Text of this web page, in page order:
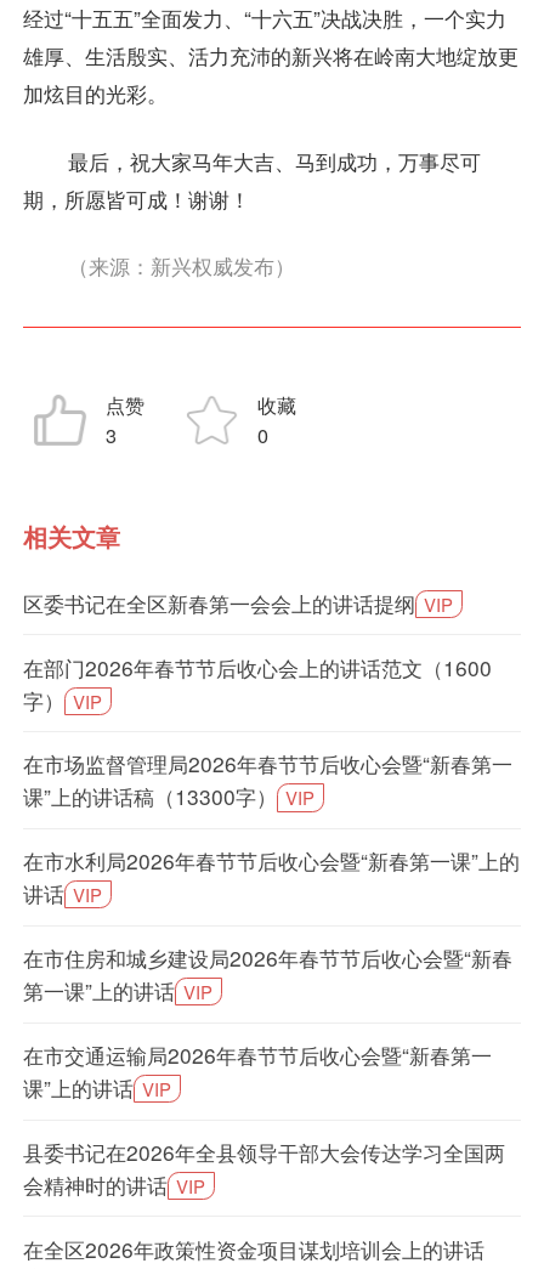
经过“十五五”全面发力、“十六五”决战决胜，一个实力
雄厚、生活殷实、活力充沛的新兴将在岭南大地绽放更
加炫目的光彩。
最后，祝大家马年大吉、马到成功，万事尽可
期，所愿皆可成！谢谢！
（来源：新兴权威发布）
点赞
3
收藏
0
相关文章
区委书记在全区新春第一会会上的讲话提纲 VIP
在部门2026年春节节后收心会上的讲话范文（1600
字）
VIP
在市场监督管理局2026年春节节后收心会暨“新春第一
课”上的讲话稿（13300字）
VIP
在市水利局2026年春节节后收心会暨“新春第一课”上的
讲话 VIP
在市住房和城乡建设局2026年春节节后收心会暨“新春
第一课”上的讲话 VIP
在市交通运输局2026年春节节后收心会暨“新春第一
课”上的讲话 VIP
县委书记在2026年全县领导干部大会传达学习全国两
会精神时的讲话 VIP
在全区2026年政策性资金项目谋划培训会上的讲话